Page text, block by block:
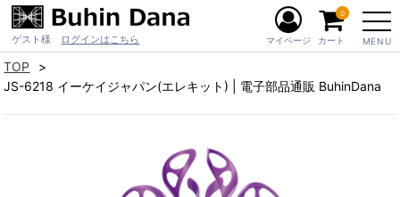
ゲスト様 ログインはこちら MENU
マイページ カート
0
TOP
JS-6218 イーケイジャパン(エレキット) | 電子部品通販 BuhinDana